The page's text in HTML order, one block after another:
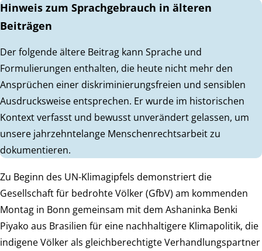
Hinweis zum Sprachgebrauch in älteren
Beiträgen
Der folgende ältere Beitrag kann Sprache und
Formulierungen enthalten, die heute nicht mehr den
Ansprüchen einer diskriminierungsfreien und sensiblen
Ausdrucksweise entsprechen. Er wurde im historischen
Kontext verfasst und bewusst unverändert gelassen, um
unsere jahrzehntelange Menschenrechtsarbeit zu
dokumentieren.
Zu Beginn des UN-Klimagipfels demonstriert die
Gesellschaft für bedrohte Völker (GfbV) am kommenden
Montag in Bonn gemeinsam mit dem Ashaninka Benki
Piyako aus Brasilien für eine nachhaltigere Klimapolitik, die
indigene Völker als gleichberechtigte Verhandlungspartner